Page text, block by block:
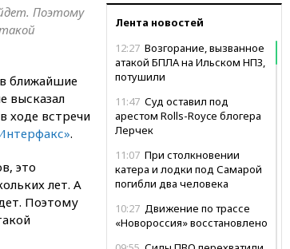
Лента новостей
12:27 Возгорание, вызванное
атакой БПЛА на Ильском НПЗ,
потушили
11:47 Суд оставил под
арестом Rolls-Royce блогера
Лерчек
11:07 При столкновении
катера и лодки под Самарой
погибли два человека
10:27 Движение по трассе
«Новороссия» восстановлено
Поэтому
ближайшие
высказал
ходе встречи
.
это
лет. А
Поэтому